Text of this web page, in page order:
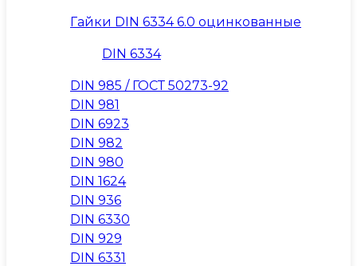
Гайки DIN 6334 6.0 оцинкованные
DIN 6334
DIN 985 / ГОСТ 50273-92
DIN 981
DIN 6923
DIN 982
DIN 980
DIN 1624
DIN 936
DIN 6330
DIN 929
DIN 6331